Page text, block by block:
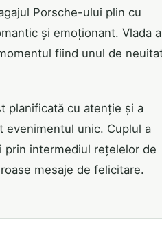
Porsche-ului plin cu
și emoționant. Vlada a
fiind unul de
planificată cu atenție și a
evenimentul unic. Cuplul a
prin intermediul rețelelor de
mesaje de felicitare.